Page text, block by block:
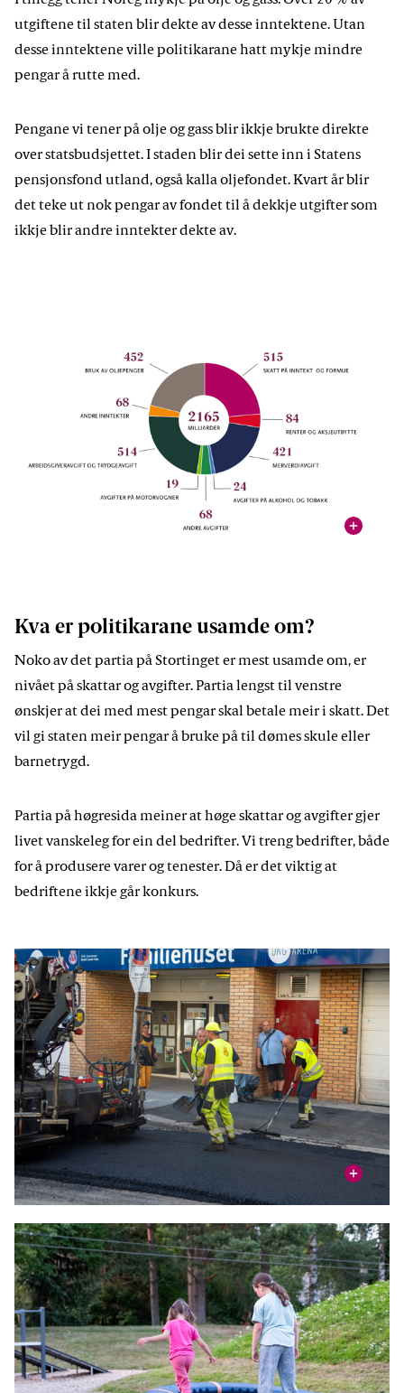
utgiftene til staten blir dekte av desse inntektene. Utan
desse inntektene ville politikarane hatt mykje mindre
pengar å rutte med.
Pengane vi tener på olje og gass blir ikkje brukte direkte
over statsbudsjettet. I staden blir dei sette inn i Statens
pensjonsfond utland, også kalla oljefondet. Kvart år blir
det teke ut nok pengar av fondet til å dekkje utgifter som
ikkje blir andre inntekter dekte av.
vis
Kva er politikarane usamde om?
Noko av det partia på Stortinget er mest usamde om, er
nivået på skattar og avgifter. Partia lengst til venstre
ønskjer at dei med mest pengar skal betale meir i skatt. Det
vil gi staten meir pengar å bruke på til dømes skule eller
barnetrygd.
Partia på høgresida meiner at høge skattar og avgifter gjer
livet vanskeleg for ein del bedrifter. Vi treng bedrifter, både
for å produsere varer og tenester. Då er det viktig at
bedriftene ikkje går konkurs.
anna bygg- og anlegg, og andre ting vi treng i samfunnet.
Nokre parti meiner at dei bør betale litt mindre i skatt.
Foto: iStock
vis